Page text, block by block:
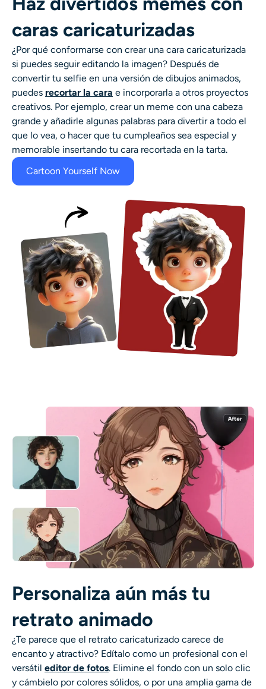
caras caricaturizadas
¿Por qué conformarse con crear una cara caricaturizada
si puedes seguir editando la imagen? Después de
convertir tu selfie en una versión de dibujos animados,
puedes recortar la cara e incorporarla a otros proyectos
creativos. Por ejemplo, crear un meme con una cabeza
grande y añadirle algunas palabras para divertir a todo el
que lo vea, o hacer que tu cumpleaños sea especial y
memorable insertando tu cara recortada en la tarta.
Cartoon Yourself Now
Personaliza aún más tu
retrato animado
¿Te parece que el retrato caricaturizado carece de
encanto y atractivo? Edítalo como un profesional con el
versátil editor de fotos. Elimine el fondo con un solo clic
y cámbielo por colores sólidos, o por una amplia gama de